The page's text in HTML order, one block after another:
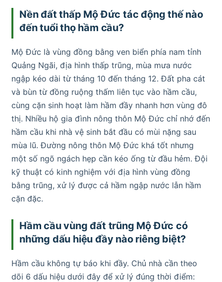
Nền đất thấp Mộ Đức tác động thế nào
đến tuổi thọ hầm cầu?
Mộ Đức là vùng đồng bằng ven biển phía nam tỉnh
Quảng Ngãi, địa hình thấp trũng, mùa mưa nước
ngập kéo dài từ tháng 10 đến tháng 12. Đất pha cát
và bùn từ đồng ruộng thấm liên tục vào hầm cầu,
cùng cặn sinh hoạt làm hầm đầy nhanh hơn vùng đô
thị. Nhiều hộ gia đình nông thôn Mộ Đức chỉ nhớ đến
hầm cầu khi nhà vệ sinh bắt đầu có mùi nặng sau
mùa lũ. Đường nông thôn Mộ Đức khá tốt nhưng
một số ngõ ngách hẹp cần kéo ống từ đầu hẻm. Đội
kỹ thuật có kinh nghiệm với địa hình vùng đồng
bằng trũng, xử lý được cả hầm ngập nước lẫn hầm
cặn đặc.
Hầm cầu vùng đất trũng Mộ Đức có
những dấu hiệu đầy nào riêng biệt?
Hầm cầu không tự báo khi đầy. Chủ nhà cần theo
dõi 6 dấu hiệu dưới đây để xử lý đúng thời điểm: